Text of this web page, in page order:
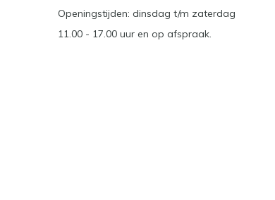
Openingstijden: dinsdag t/m zaterdag
11.00 - 17.00 uur en op afspraak.